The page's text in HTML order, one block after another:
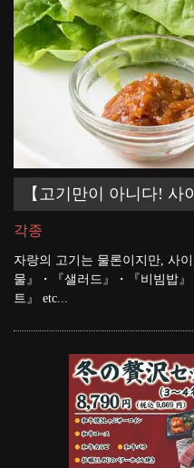
【고기만이 아니다! 사
각종
자랑의 고기는 물론이지만, 사
물』・『샐러드』・『비빔밥
트』 etc...